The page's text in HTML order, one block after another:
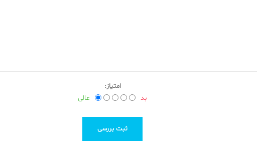
امتیاز:
بد عالی
ثبت بررسی